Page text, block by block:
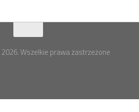
2026. Wszelkie prawa zastrzeżone